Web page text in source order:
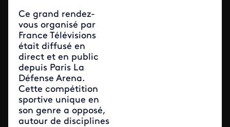
Ce grand rendez-
vous organisé par
France Télévisions
était diffusé en
direct et en public
depuis Paris La
Défense Arena.
Cette compétition
sportive unique en
son genre a opposé,
autour de disciplines